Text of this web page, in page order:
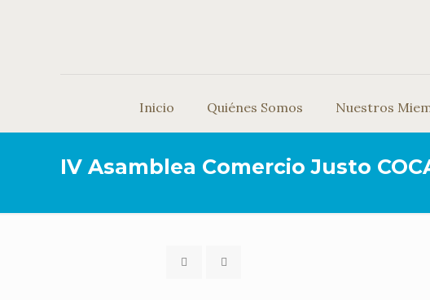
Inicio Quiénes Somos Nuestros
IV Asamblea Comercio Justo